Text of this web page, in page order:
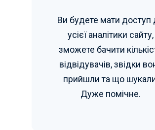
Ви будете мати доступ
усієї аналітики сайту,
зможете бачити
відвідувачів, звідки
прийшли та що
Дуже помічне.